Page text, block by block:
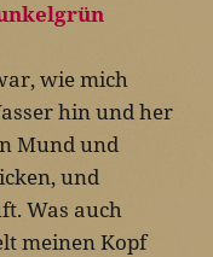
wie mich
hin und her
Mund und
und
Was auch
meinen Kopf